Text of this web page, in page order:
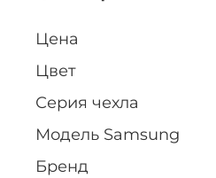
Цена
Цвет
Серия чехла
Модель Samsung
Бренд